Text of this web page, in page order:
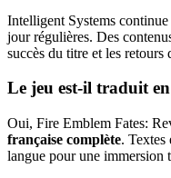
Intelligent Systems
jour régulières. Des
succès du titre et les retours
Le jeu est-il traduit
Oui, Fire Emblem Fates:
française complète. Textes
langue pour une immersion